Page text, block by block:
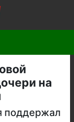
на
поддержал